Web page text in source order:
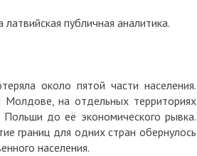
публичная аналитика.
около пятой части населения.
на отдельных территориях
до её экономического рывка.
границ для одних стран обернулось
населения.